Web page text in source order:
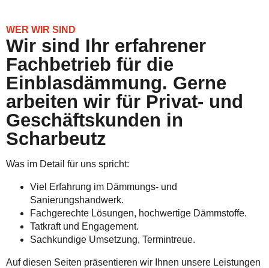
WER WIR SIND
Wir sind Ihr erfahrener
Fachbetrieb für die
Einblasdämmung. Gerne
arbeiten wir für Privat- und
Geschäftskunden in
Scharbeutz
Was im Detail für uns spricht:
Viel Erfahrung im Dämmungs- und
Sanierungshandwerk.
Fachgerechte Lösungen, hochwertige Dämmstoffe.
Tatkraft und Engagement.
Sachkundige Umsetzung, Termintreue.
Auf diesen Seiten präsentieren wir Ihnen unsere Leistungen